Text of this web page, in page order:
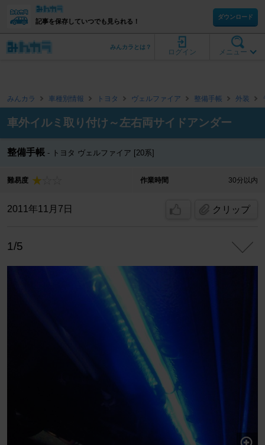
記事を保存していつでも見られる！
ダウンロード
メニュー
ログイン
みんカラとは？
みんカラ 車種別情報 トヨタ ヴェルファイア 整備手帳 外装
車外イルミ取り付け～左右両サイドアンダー
整備手帳 トヨタ ヴェルファイア [20系]
難易度 作業時間 30分以内
2011年11月7日 クリップ
1/5